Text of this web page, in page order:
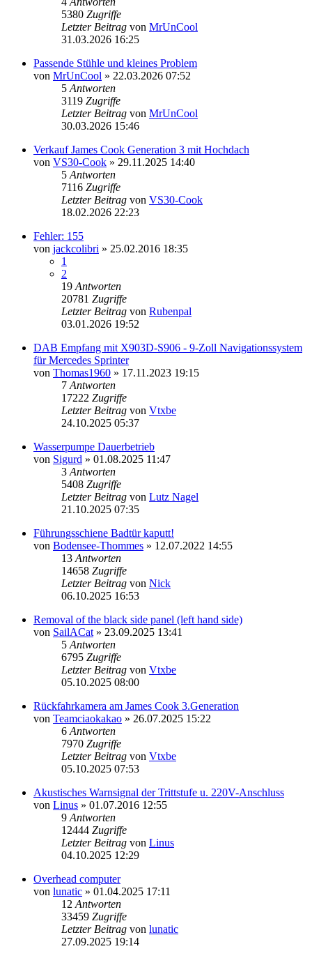
5380 Zugriffe
Letzter Beitrag von MrUnCool
31.03.2026 16:25
Passende Stühle und kleines Problem
von MrUnCool » 22.03.2026 07:52
5 Antworten
3119 Zugriffe
Letzter Beitrag von MrUnCool
30.03.2026 15:46
Verkauf James Cook Generation 3 mit Hochdach
von VS30-Cook » 29.11.2025 14:40
5 Antworten
7116 Zugriffe
Letzter Beitrag von VS30-Cook
18.02.2026 22:23
Fehler: 155
von jackcolibri » 25.02.2016 18:35
1
2
19 Antworten
20781 Zugriffe
Letzter Beitrag von Rubenpal
03.01.2026 19:52
DAB Empfang mit X903D-S906 - 9-Zoll Navigationssystem
für Mercedes Sprinter
von Thomas1960 » 17.11.2023 19:15
7 Antworten
17222 Zugriffe
Letzter Beitrag von Vtxbe
24.10.2025 05:37
Wasserpumpe Dauerbetrieb
von Sigurd » 01.08.2025 11:47
3 Antworten
5408 Zugriffe
Letzter Beitrag von Lutz Nagel
21.10.2025 07:35
Führungsschiene Badtür kaputt!
von Bodensee-Thommes » 12.07.2022 14:55
13 Antworten
14658 Zugriffe
Letzter Beitrag von Nick
06.10.2025 16:53
Removal of the black side panel (left hand side)
von SailACat » 23.09.2025 13:41
5 Antworten
6795 Zugriffe
Letzter Beitrag von Vtxbe
05.10.2025 08:00
Rückfahrkamera am James Cook 3.Generation
von Teamciaokakao » 26.07.2025 15:22
6 Antworten
7970 Zugriffe
Letzter Beitrag von Vtxbe
05.10.2025 07:53
Akustisches Warnsignal der Trittstufe u. 220V-Anschluss
von Linus » 01.07.2016 12:55
9 Antworten
12444 Zugriffe
Letzter Beitrag von Linus
04.10.2025 12:29
Overhead computer
von lunatic » 01.04.2025 17:11
12 Antworten
33459 Zugriffe
Letzter Beitrag von lunatic
27.09.2025 19:14